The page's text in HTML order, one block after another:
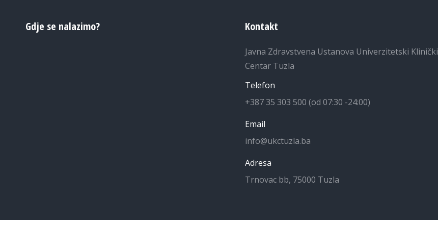
Gdje se nalazimo? Kontakt
Javna Zdravstvena Ustanova Univerzitetski Klinički
Centar Tuzla
Telefon
+387 35 303 500 (od 07:30 -24:00)
Email
info@ukctuzla.ba
Adresa
Trnovac bb, 75000 Tuzla